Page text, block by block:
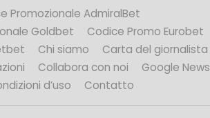
Promozionale AdmiralBet
Goldbet
Codice Promo Eurobet
Chi siamo
Carta del giornalista
Collabora con noi
Google News
d’uso
Contatto